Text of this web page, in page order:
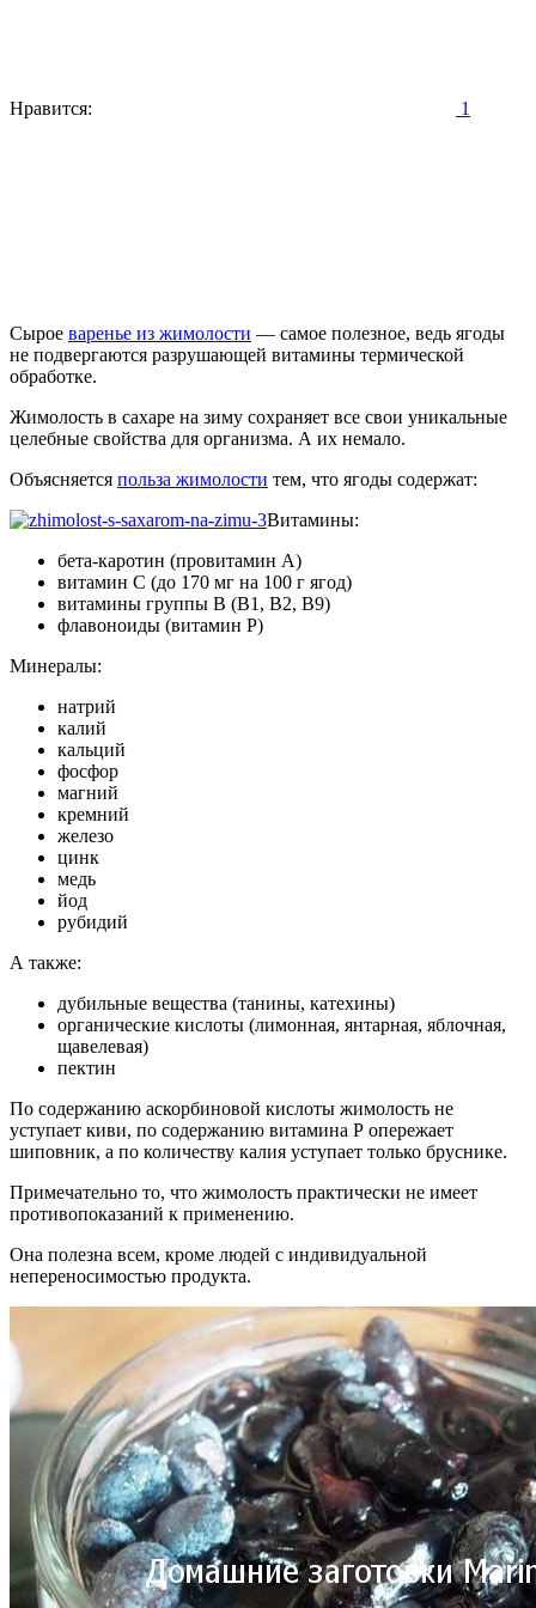
Нравится: 1
Сырое варенье из жимолости — самое полезное, ведь ягоды
не подвергаются разрушающей витамины термической
обработке.
Жимолость в сахаре на зиму сохраняет все свои уникальные
целебные свойства для организма. А их немало.
Объясняется польза жимолости тем, что ягоды содержат:
Витамины:
бета-каротин (провитамин А)
витамин С (до 170 мг на 100 г ягод)
витамины группы В (В1, В2, В9)
флавоноиды (витамин Р)
Минералы:
натрий
калий
кальций
фосфор
магний
кремний
железо
цинк
медь
йод
рубидий
А также:
дубильные вещества (танины, катехины)
органические кислоты (лимонная, янтарная, яблочная,
щавелевая)
пектин
По содержанию аскорбиновой кислоты жимолость не
уступает киви, по содержанию витамина Р опережает
шиповник, а по количеству калия уступает только бруснике.
Примечательно то, что жимолость практически не имеет
противопоказаний к применению.
Она полезна всем, кроме людей с индивидуальной
непереносимостью продукта.